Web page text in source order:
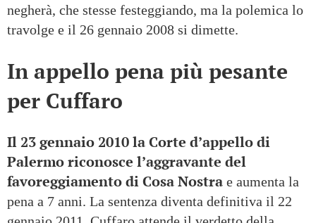
negherà, che stesse festeggiando, ma la polemica lo
travolge e il 26 gennaio 2008 si dimette.
In appello pena più pesante
per Cuffaro
Il 23 gennaio 2010 la Corte d’appello di
Palermo riconosce l’aggravante del
favoreggiamento di Cosa Nostra e aumenta la
pena a 7 anni. La sentenza diventa definitiva il 22